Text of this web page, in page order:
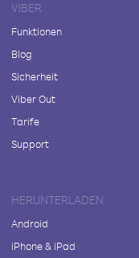
VIBER
Funktionen
Blog
Sicherheit
Viber Out
Tarife
Support
HERUNTERLADEN
Android
iPhone & iPad